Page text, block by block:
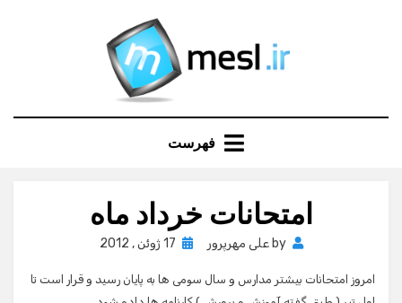
فهرست
امتحانات خرداد ماه
by علی مهرپرور
Posted
17 ژوئن , 2012
امروز امتحانات بیشتر مدارس و سال سومی ها به پایان رسید و قرار است تا